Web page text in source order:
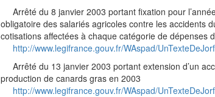
Arrêté du 8 janvier 2003 portant fixation pour
obligatoire des salariés agricoles contre les accidents
cotisations affectées à chaque catégorie de dépenses
http://www.legifrance.gouv.fr/WAspad/
Arrêté du 13 janvier 2003 portant extension d’un
production de canards gras en 2003
http://www.legifrance.gouv.fr/WAspad/